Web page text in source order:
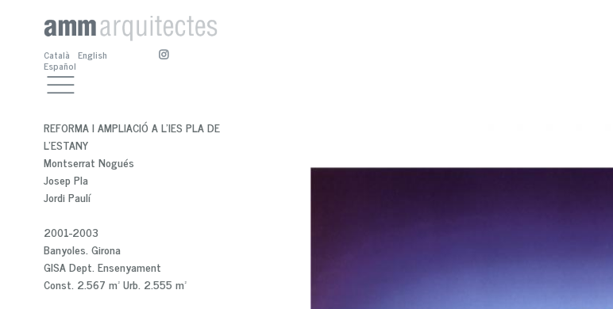
Català English
Español
ALTRES EQUIPAMENTS
RESIDENCIALS
SERVEIS
PRESENTACIÓ
BIOGRAFIA
M. NOGUÉS
CONCURSOS I PREMIS
A. SÁNCHEZ-FORTÚN
M. NOGUÉS
REFORMA I AMPLIACIÓ A L'IES PLA DE
L'ESTANY
Montserrat Nogués
Josep Pla
Jordi Paulí
2001-2003
Banyoles. Girona
GISA Dept. Ensenyament
Const. 2.567 m² Urb. 2.555 m²